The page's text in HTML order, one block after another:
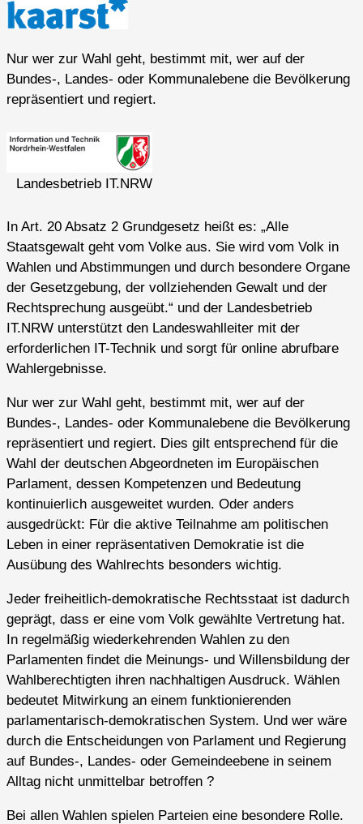
Nur wer zur Wahl geht, bestimmt mit, wer auf der
Bundes-​, Landes-​ oder Kommunalebene die Bevölkerung
repräsentiert und regiert.
Landesbetrieb IT.NRW
In Art. 20 Absatz 2 Grundgesetz heißt es: „Alle
Staatsgewalt geht vom Volke aus. Sie wird vom Volk in
Wahlen und Abstimmungen und durch besondere Organe
der Gesetzgebung, der vollziehenden Gewalt und der
Rechtsprechung ausgeübt.“ und der Landesbetrieb
IT.NRW unterstützt den Landeswahlleiter mit der
erforderlichen IT-Technik und sorgt für online abrufbare
Wahlergebnisse.
Nur wer zur Wahl geht, bestimmt mit, wer auf der
Bundes-, Landes- oder Kommunalebene die Bevölkerung
repräsentiert und regiert. Dies gilt entsprechend für die
Wahl der deutschen Abgeordneten im Europäischen
Parlament, dessen Kompetenzen und Bedeutung
kontinuierlich ausgeweitet wurden. Oder anders
ausgedrückt: Für die aktive Teilnahme am politischen
Leben in einer repräsentativen Demokratie ist die
Ausübung des Wahlrechts besonders wichtig.
Jeder freiheitlich-demokratische Rechtsstaat ist dadurch
geprägt, dass er eine vom Volk gewählte Vertretung hat.
In regelmäßig wiederkehrenden Wahlen zu den
Parlamenten findet die Meinungs- und Willensbildung der
Wahlberechtigten ihren nachhaltigen Ausdruck. Wählen
bedeutet Mitwirkung an einem funktionierenden
parlamentarisch-demokratischen System. Und wer wäre
durch die Entscheidungen von Parlament und Regierung
auf Bundes-, Landes- oder Gemeindeebene in seinem
Alltag nicht unmittelbar betroffen ?
Bei allen Wahlen spielen Parteien eine besondere Rolle.